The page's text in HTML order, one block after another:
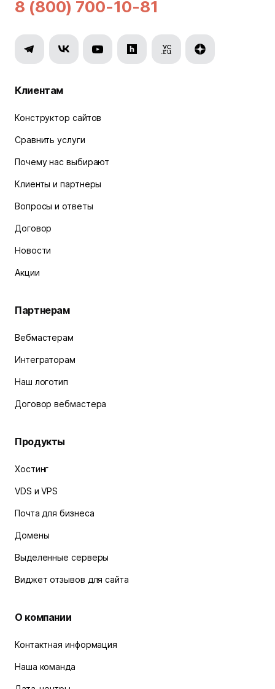
8 (800) 700-10-81
Клиентам
Конструктор сайтов
Сравнить услуги
Почему нас выбирают
Клиенты и партнеры
Вопросы и ответы
Договор
Новости
Акции
Партнерам
Вебмастерам
Интеграторам
Наш логотип
Договор вебмастера
Продукты
Хостинг
VDS и VPS
Почта для бизнеса
Домены
Выделенные серверы
Виджет отзывов для сайта
О компании
Контактная информация
Наша команда